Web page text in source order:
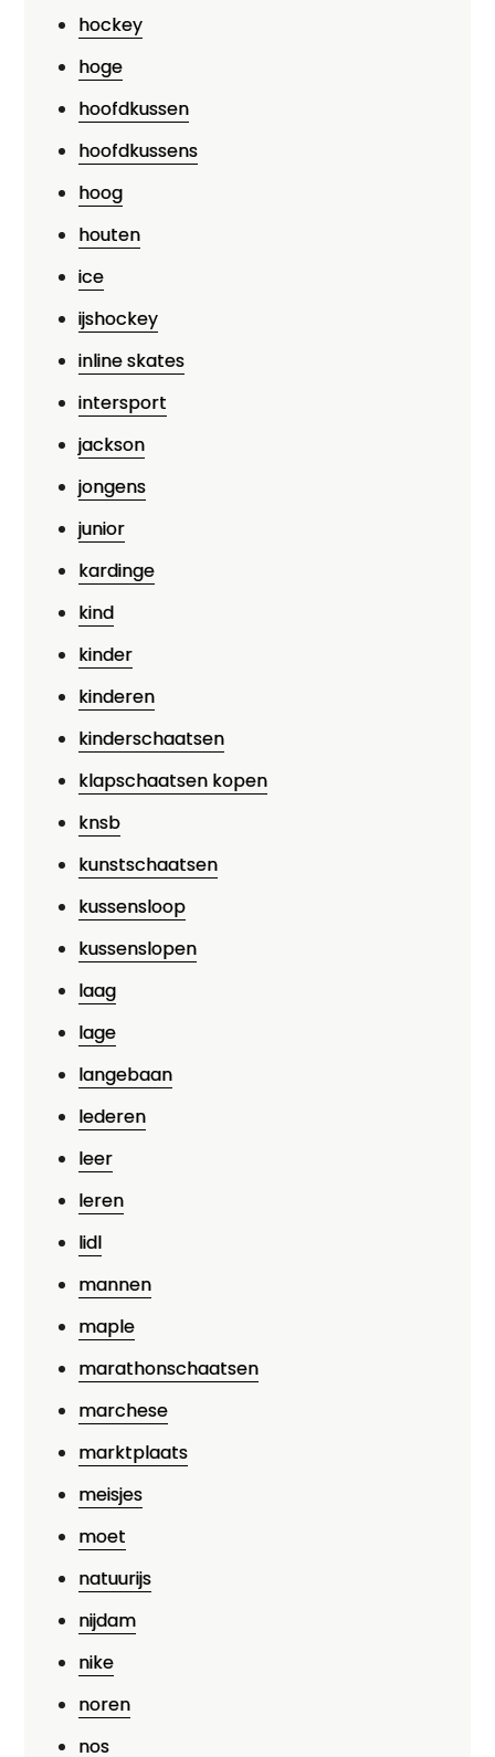
hockey
hoge
hoofdkussen
hoofdkussens
hoog
houten
ice
ijshockey
inline skates
intersport
jackson
jongens
junior
kardinge
kind
kinder
kinderen
kinderschaatsen
klapschaatsen kopen
knsb
kunstschaatsen
kussensloop
kussenslopen
laag
lage
langebaan
lederen
leer
leren
lidl
mannen
maple
marathonschaatsen
marchese
marktplaats
meisjes
moet
natuurijs
nijdam
nike
noren
nos